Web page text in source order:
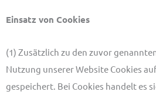
Einsatz von Cookies
(1) Zusätzlich zu den zuvor
Nutzung unserer Website Cookies
gespeichert. Bei Cookies handelt es